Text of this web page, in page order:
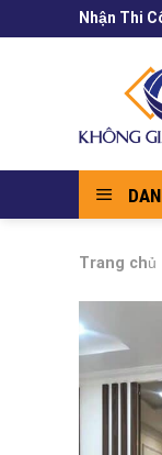
to
Nhận Thi
Trang chủ